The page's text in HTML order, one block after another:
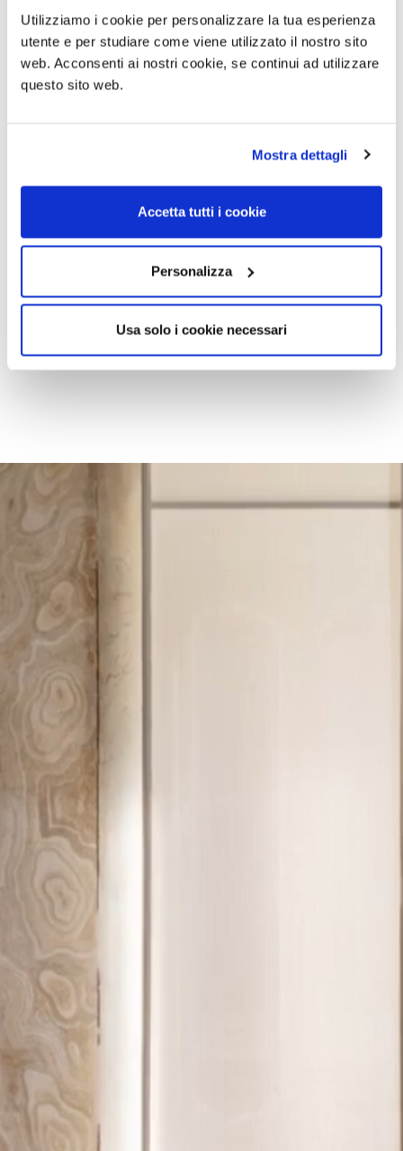
Utilizziamo i cookie per personalizzare la tua esperienza
utente e per studiare come viene utilizzato il nostro sito
web. Acconsenti ai nostri cookie, se continui ad utilizzare
questo sito web.
Mostra dettagli
Accetta tutti i cookie
Personalizza
Usa solo i cookie necessari